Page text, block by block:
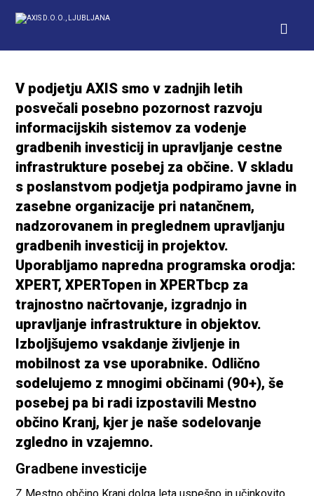
V podjetju AXIS smo v zadnjih letih
posvečali posebno pozornost razvoju
informacijskih sistemov za vodenje
gradbenih investicij in upravljanje cestne
infrastrukture posebej za občine. V skladu
s poslanstvom podjetja podpiramo javne in
zasebne organizacije pri natančnem,
nadzorovanem in preglednem upravljanju
gradbenih investicij in projektov.
Uporabljamo napredna programska orodja:
XPERT,XPERTopen inXPERTbcp za
trajnostno načrtovanje, izgradnjo in
upravljanje infrastrukture in objektov.
Izboljšujemo vsakdanje življenje in
mobilnost za vse uporabnike. Odlično
sodelujemo z mnogimi občinami (90+), še
posebej pa bi radi izpostavili Mestno
občino Kranj, kjer je naše sodelovanje
zgledno in vzajemno.
Gradbene investicije